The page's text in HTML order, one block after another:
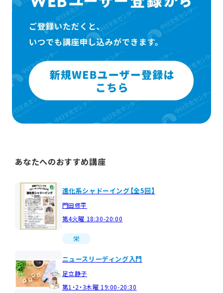
あなたへのおすすめ講座
進化系シャドーイング【全5回】
門田修平
第4火曜 18:30-20:00
栄
ニュースリーディング入門
足立静子
第1・2・3木曜 19:00-20:30